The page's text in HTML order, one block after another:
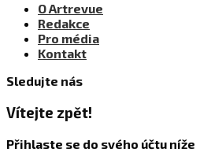
O Artrevue
Redakce
Pro média
Kontakt
Sledujte nás
Vítejte zpět!
Přihlaste se do svého účtu níže